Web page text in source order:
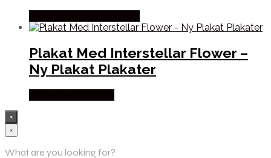
Plakat Med Interstellar Flower –
Ny Plakat Plakater
×
×
What are you looking for?